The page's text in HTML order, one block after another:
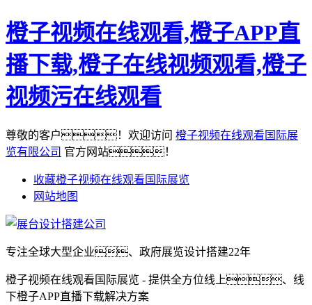
橙子视频在线观看,橙子APP直
播下载,橙子在线视频观看,橙子
视频污在线观看
尊敬的客户！欢迎访问 橙子视频在线观看国际展
览有限公司 官方网站！
收藏橙子视频在线观看国际展览
网站地图
专注全球大型企业、政府展览设计搭建22年
橙子视频在线观看国际展览 - 提供全方位线上、线
下橙子APP直播下载解决方案